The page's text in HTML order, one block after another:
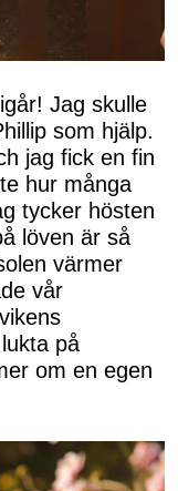
Jag skulle
som hjälp.
jag fick en fin
hur många
tycker hösten
löven är så
värmer
vår
på
om en egen